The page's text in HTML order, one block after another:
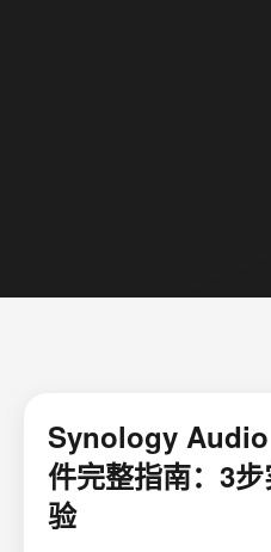
Synology
件完整指南：3
验